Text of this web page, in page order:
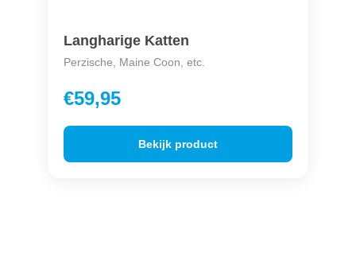
Langharige Katten
Perzische, Maine Coon, etc.
€59,95
Bekijk product